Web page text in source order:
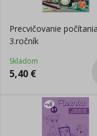
Precvičovanie
3.ročník
Skladom
5,40 €